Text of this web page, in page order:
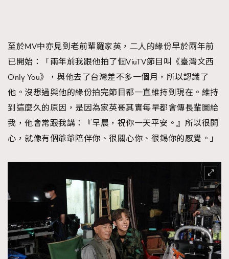
至於MV中亦見到老前輩羅家英，二人的緣份早於兩年前
已開始：「兩年前我跟他拍了個ViuTV節目叫《臺灣文西
Only You》，與他去了台灣差不多一個月，所以認識了
他。沒想過與他的緣份拍完節目都一直維持到現在。維持
到這麼久的原因，是因為家英哥其實每早都會傳長輩圖給
我，他會常跟我講：『早晨，祝你一天平安。』所以很開
心，就像有個爺爺陪伴你、很關心你、很錫你的感覺。」